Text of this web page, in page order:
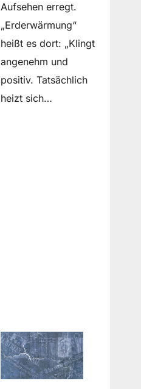
Aufsehen erregt.
„Erderwärmung“
heißt es dort: „Klingt
angenehm und
positiv. Tatsächlich
heizt sich…